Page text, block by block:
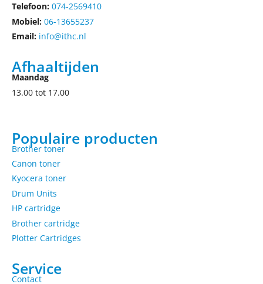
Telefoon: 074-2569410
Mobiel: 06-13655237
Email: info@ithc.nl
Afhaaltijden
Maandag
13.00 tot 17.00
Populaire producten
Brother toner
Canon toner
Kyocera toner
Drum Units
HP cartridge
Brother cartridge
Plotter Cartridges
Service
Contact